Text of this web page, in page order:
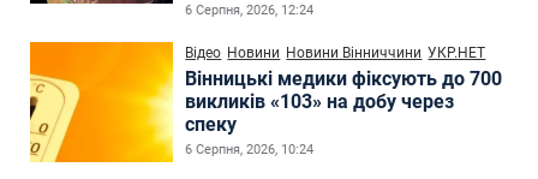
6 Серпня, 2026, 12:24
Відео Новини Новини Вінниччини УКР.НЕТ
Вінницькі медики фіксують до 700
викликів «103» на добу через
спеку
6 Серпня, 2026, 10:24